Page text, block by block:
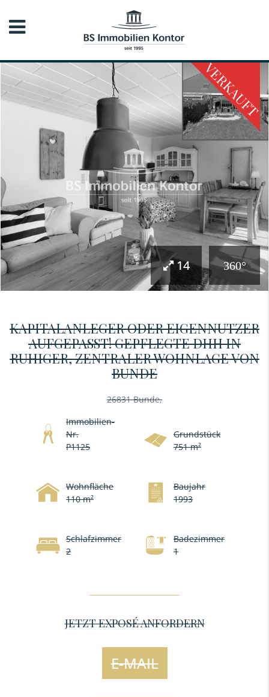
VERKAUFT
14 360°
KAPITALANLEGER ODER EIGENNUTZER
AUFGEPASST! GEPFLEGTE DHH IN
RUHIGER, ZENTRALER WOHNLAGE VON
BUNDE
26831 Bunde,
Immobilien-
Nr.
P1125
Grundstück
751 m²
Wohnfläche
110 m²
Baujahr
1993
Schlafzimmer
2
Badezimmer
1
JETZT EXPOSÉ ANFORDERN
E-MAIL